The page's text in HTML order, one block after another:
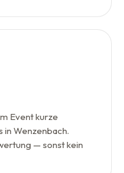
Event kurze
in Wenzenbach.
— sonst kein